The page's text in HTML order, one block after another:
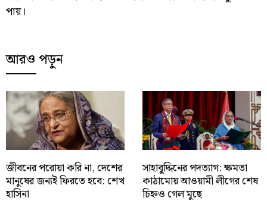
পায়।
আরও পড়ুন
জীবনের পরোয়া করি না, দেশের
মানুষের জন্যই ফিরতে হবে: শেখ
হাসিনা
সাহাবু্দ্দিনের পদত্যাগ: ক্ষমতা
কাঠামোয় আওয়ামী লীগের শেষ
চিহ্নও গেল মুছে